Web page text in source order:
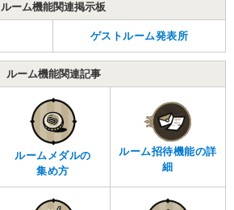
ルーム機能関連掲示板
ゲストルーム発表所
ルーム機能関連記事
ルームメダルの
集め方
ルーム招待機能の詳
細